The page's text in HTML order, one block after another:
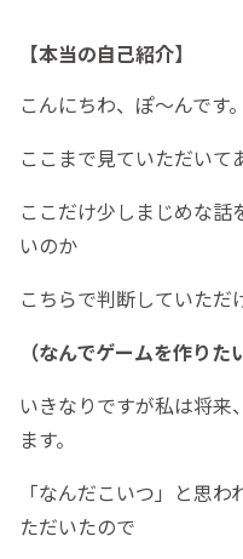
【本当の自己紹介】
こんにちわ、ぽ～んです。
ここまで見ていただいて
ここだけ少しまじめな話
いのか
こちらで判断していただ
（なんでゲームを作りた
いきなりですが私は将来
ます。
「なんだこいつ」と思
ただいたので